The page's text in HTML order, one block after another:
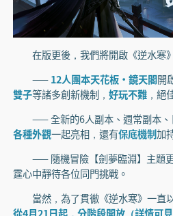
在版更後，我們將開啟《逆水寒
——12人團本天花板·鏡天閣開
雙子等諸多創新機制， 好玩不難，絕
—— 全新的6人副本、週常副本、
各種外觀一起亮相，還有保底機制加
—— 隨機冒險【劍夢臨淵】主題更
霆心中靜待各位同門挑戰。
當然，為了貫徹《逆水寒》一直
從4月21日起，分階段開放（詳情可